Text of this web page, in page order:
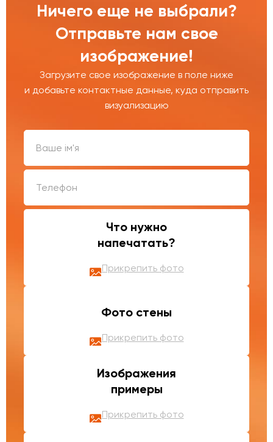
Ничего еще не выбрали?
Отправьте нам свое
изображение!
Загрузите свое изображение в поле ниже
и добавьте контактные данные, куда отправить
визуализацию
Что нужно
напечатать?
Прикрепить фото
Фото стены
Прикрепить фото
Изображения
примеры
Прикрепить фото